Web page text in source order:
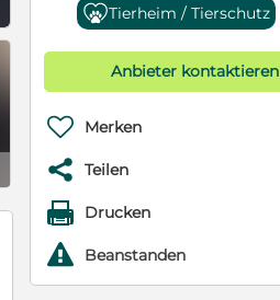
Tierheim / Tierschutz
Anbieter kontaktieren
 Merken
 Teilen
 Drucken
r Beanstanden